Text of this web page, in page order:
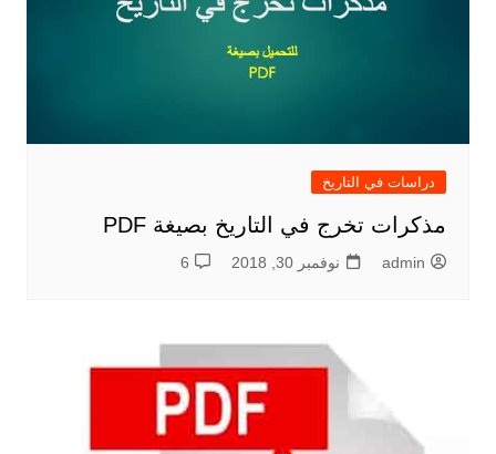
دراسات في التاريخ
مذكرات تخرج في التاريخ بصيغة PDF
admin نوفمبر 30, 2018 6